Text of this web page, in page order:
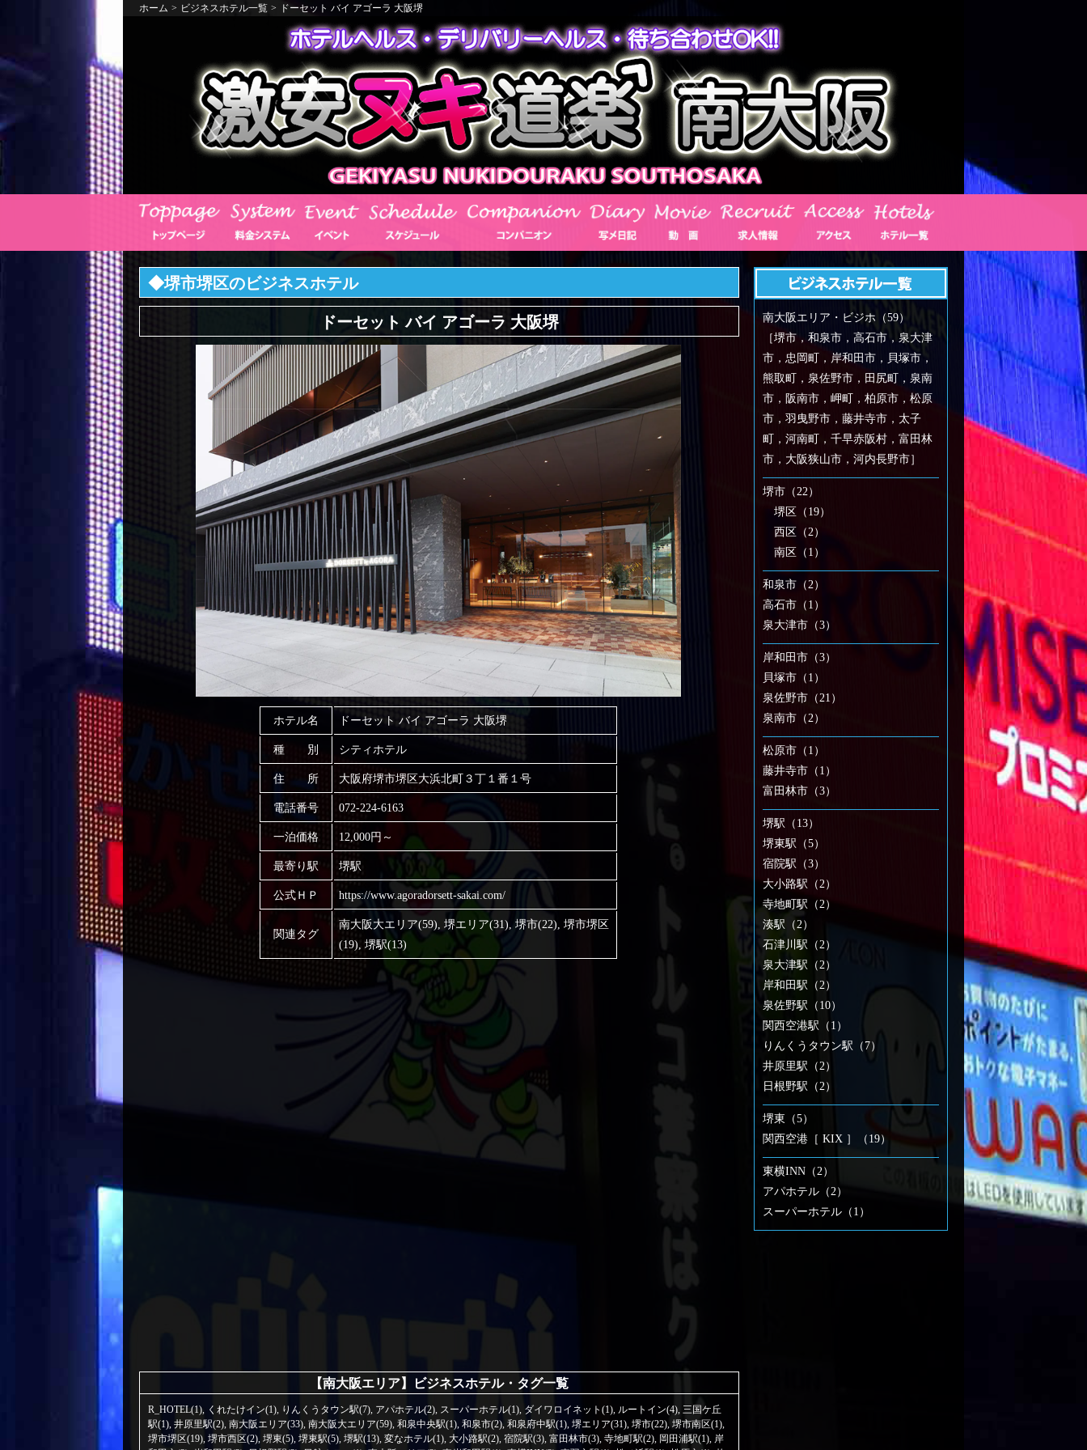
ホーム > ビジネスホテル一覧 > ドーセット バイ アゴーラ 大阪堺
◆堺市堺区のビジネスホテル
ドーセット バイ アゴーラ 大阪堺
ホテル名 ドーセット バイ アゴーラ 大阪堺
種 別 シティホテル
住 所 大阪府堺市堺区大浜北町３丁１番１号
電話番号 072-224-6163
一泊価格 12,000円～
最寄り駅 堺駅
公式ＨＰ https://www.agoradorsett-sakai.com/
関連タグ
南大阪大エリア(59), 堺エリア(31), 堺市(22), 堺市堺区
(19), 堺駅(13)
【南大阪エリア】ビジネスホテル・タグ一覧
R_HOTEL(1), くれたけイン(1), りんくうタウン駅(7), アパホテル(2), スーパーホテル(1), ダイワロイネット(1), ルートイン(4), 三国ケ丘
駅(1), 井原里駅(2), 南大阪エリア(33), 南大阪大エリア(59), 和泉中央駅(1), 和泉市(2), 和泉府中駅(1), 堺エリア(31), 堺市(22), 堺市南区(1),
堺市堺区(19), 堺市西区(2), 堺東(5), 堺東駅(5), 堺駅(13), 変なホテル(1), 大小路駅(2), 宿院駅(3), 富田林市(3), 寺地町駅(2), 岡田浦駅(1), 岸
南大阪エリア・ビジホ（59）
［堺市，和泉市，高石市，泉大津
市，忠岡町，岸和田市，貝塚市，
熊取町，泉佐野市，田尻町，泉南
市，阪南市，岬町，柏原市，松原
市，羽曳野市，藤井寺市，太子
町，河南町，千早赤阪村，富田林
市，大阪狭山市，河内長野市］
堺市（22）
堺区（19）
西区（2）
南区（1）
和泉市（2）
高石市（1）
泉大津市（3）
岸和田市（3）
貝塚市（1）
泉佐野市（21）
泉南市（2）
松原市（1）
藤井寺市（1）
富田林市（3）
堺駅（13）
堺東駅（5）
宿院駅（3）
大小路駅（2）
寺地町駅（2）
湊駅（2）
石津川駅（2）
泉大津駅（2）
岸和田駅（2）
泉佐野駅（10）
関西空港駅（1）
りんくうタウン駅（7）
井原里駅（2）
日根野駅（2）
堺東（5）
関西空港［ KIX ］（19）
東横INN（2）
アパホテル（2）
スーパーホテル（1）